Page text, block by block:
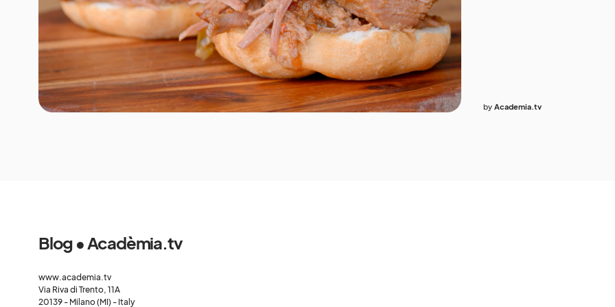
by Academia.tv
Blog • Acadèmia.tv
www.academia.tv
Via Riva di Trento, 11A
20139 - Milano (MI) - Italy